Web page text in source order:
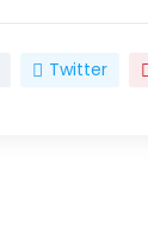
Twitter